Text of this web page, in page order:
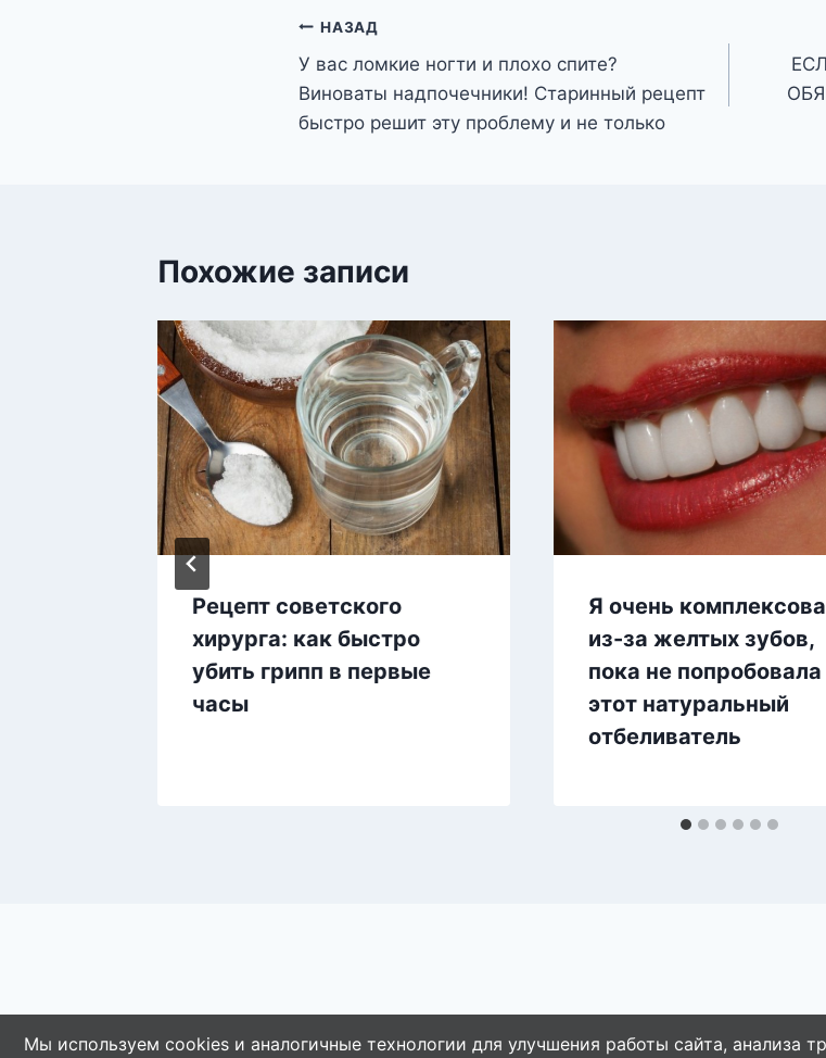
Навигация
по
записям
НАЗАД
У вас ломкие ногти и плохо спите?
Виноваты надпочечники! Старинный рецепт
быстро решит эту проблему и не только
Похожие записи
Рецепт советского
хирурга: как быстро
убить грипп в первые
часы
Я очень
из-за желтых зубов,
пока не попробовала
этот натуральный
отбеливатель
Мы используем cookies и аналогичные технологии для улучшения работы сайта, анализа